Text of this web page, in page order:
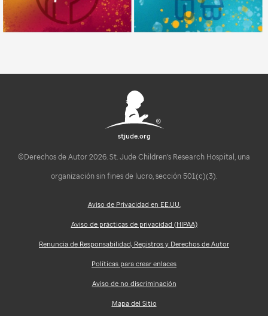
stjude.org
©Derechos de Autor 2026. St. Jude Children's Research Hospital, una
organización sin fines de lucro, sección 501(c)(3).
Aviso de Privacidad en EE.UU.
Aviso de prácticas de privacidad (HIPAA)
Renuncia de Responsabilidad, Registros y Derechos de Autor
Políticas para crear enlaces
Aviso de no discriminación
Mapa del Sitio